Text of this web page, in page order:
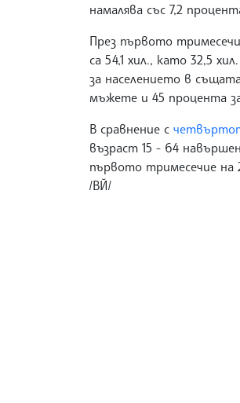
намалява със 7,2
През първото
са 54,1 хил., като 32,5
за населението в
мъжете и 45 процента
В сравнение с
възраст 15 - 64
първото тримесечие на
/ВЙ/